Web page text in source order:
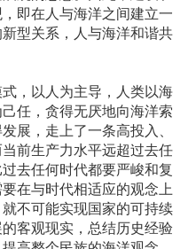
即在人与海洋之间建立一
型关系，人与海洋和谐共
，以人为主导，人类以海
任，贪得无厌地向海洋索
展，走上了一条高投入、
前生产力水平远超过去任
去任何时代都要严峻和复
在与时代相适应的观念上
不可能实现国家的可持续
客观现实，总结历史经验